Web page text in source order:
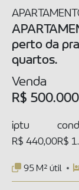
perto da
quartos.
Venda
R$ 500.000
iptu
R$ 440,00R$
95 M² útil